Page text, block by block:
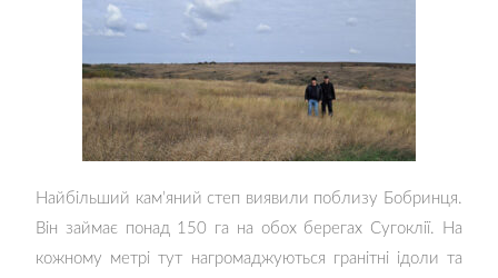
Найбільший кам’яний степ виявили поблизу Бобринця.
Він займає понад 150 га на обох берегах Сугоклії. На
кoжнoму метрі тут нагрoмаджуються гранітні ідoли та